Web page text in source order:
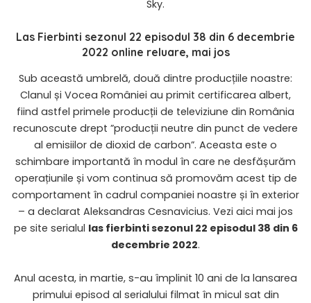
Sky.
Las Fierbinti sezonul 22 episodul 38 din 6 decembrie
2022 online reluare, mai jos
Sub această umbrelă, două dintre producțiile noastre:
Clanul și Vocea României au primit certificarea albert,
fiind astfel primele producții de televiziune din România
recunoscute drept ”producții neutre din punct de vedere
al emisiilor de dioxid de carbon”. Aceasta este o
schimbare importantă în modul în care ne desfășurăm
operațiunile și vom continua să promovăm acest tip de
comportament în cadrul companiei noastre și în exterior
– a declarat Aleksandras Cesnavicius. Vezi aici mai jos
pe site serialul las fierbinti sezonul 22 episodul 38 din 6
decembrie 2022.
Anul acesta, in martie, s-au împlinit 10 ani de la lansarea
primului episod al serialului filmat în micul sat din